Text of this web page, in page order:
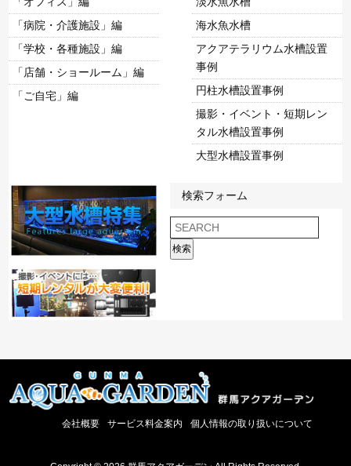
「病院・介護施設」編
「学校・各種施設」編
「店舗・ショールーム」編
「ご自宅」編
海水魚水槽
アクアテラリウム水槽設置
事例
円柱水槽設置事例
撮影・イベント・短期レン
タル水槽設置事例
大型水槽設置事例
検索フォーム
検索
会社概要 サービス料金案内 個人情報の取り扱いについて